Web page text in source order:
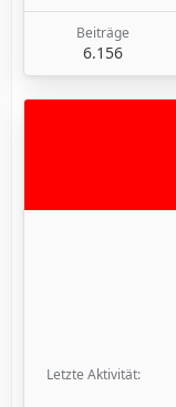
Beiträge
6.156
Letzte Aktivität